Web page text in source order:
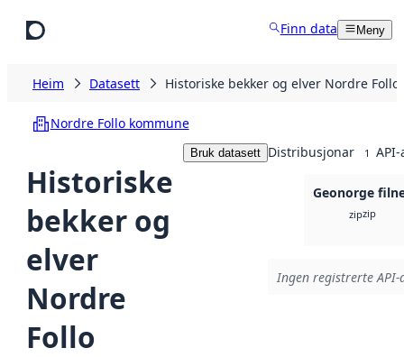
Finn data Meny
Heim Datasett Historiske bekker og elver Nordre Follo
Nordre Follo kommune
Historiske
bekker og
elver
Nordre
Follo
Bruk datasett Distribusjonar 1 API-
Geonorge
zipzip
Ingen registrerte